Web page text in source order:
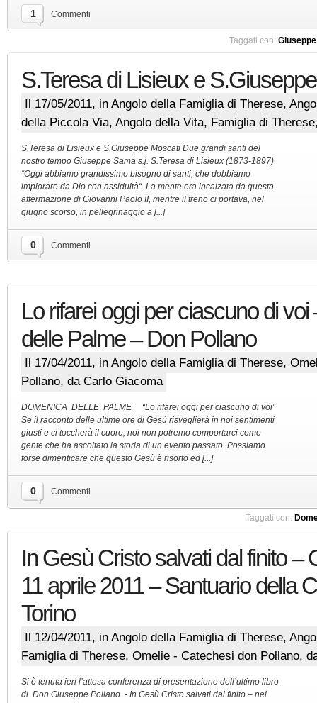
1 Commenti
Taggati con:
S.Teresa di Lisieux e
Il 17/05/2011, in Angolo della Famiglia di Therese,
della Piccola Via, Angolo della Vita, Famiglia di Therese
S.Teresa di Lisieux e S.Giuseppe Moscati Due grandi santi del
nostro tempo Giuseppe Samà s.j. S.Teresa di Lisieux (1873-1897)
“Oggi abbiamo grandissimo bisogno di santi, che dobbiamo
implorare da Dio con assiduità“. La mente era incalzata da questa
affermazione di Giovanni Paolo II, mentre il treno ci portava, nel
giugno scorso, in pellegrinaggio a [...]
0 Commenti
Lo rifarei oggi per ciascuno di
delle Palme – Don Pollano
Il 17/04/2011, in Angolo della Famiglia di Therese,
Pollano, da Carlo Giacoma
DOMENICA DELLE PALME “Lo rifarei oggi per ciascuno di voi”
Se il racconto delle ultime ore di Gesù risveglierà in noi sentimenti
giusti e ci toccherà il cuore, noi non potremo comportarci come
gente che ha ascoltato la storia di un evento passato. Possiamo
forse dimenticare che questo Gesù è risorto ed [...]
0 Commenti
Taggati con:
In Gesù Cristo salvati dal finito –
11 aprile 2011 – Santuario della
Torino
Il 12/04/2011, in Angolo della Famiglia di Therese,
Famiglia di Therese, Omelie - Catechesi don Pollano,
Si è tenuta ieri l’attesa conferenza di presentazione dell’ultimo libro
di Don Giuseppe Pollano - In Gesù Cristo salvati dal finito – nel